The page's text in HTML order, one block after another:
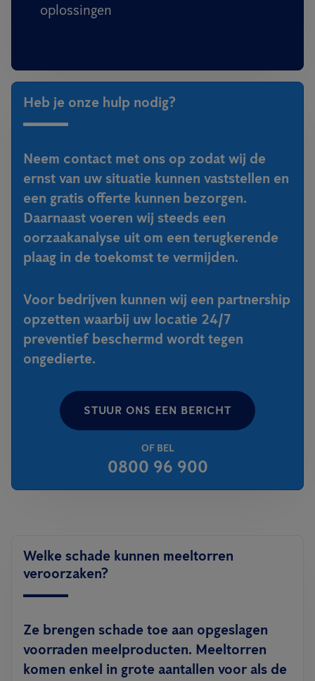
oplossingen
Heb je onze hulp nodig?
Neem contact met ons op zodat wij de
ernst van uw situatie kunnen vaststellen en
een gratis offerte kunnen bezorgen.
Daarnaast voeren wij steeds een
oorzaakanalyse uit om een terugkerende
plaag in de toekomst te vermijden.
Voor bedrijven kunnen wij een partnership
opzetten waarbij uw locatie 24/7
preventief beschermd wordt tegen
ongedierte.
STUUR ONS EEN BERICHT
OF BEL
0800 96 900
Welke schade kunnen meeltorren
veroorzaken?
Ze brengen schade toe aan opgeslagen
voorraden meelproducten. Meeltorren
komen enkel in grote aantallen voor als de